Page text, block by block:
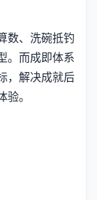
数、洗碗抵钓
。而​​成即体系
，解决成就后
。